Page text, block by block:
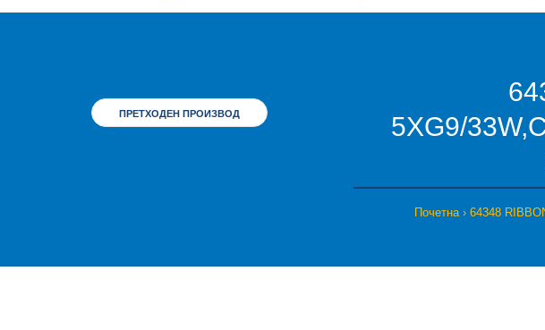
ПРЕТХОДЕН ПРОИЗВОД
5XG9/
Почетна 64348